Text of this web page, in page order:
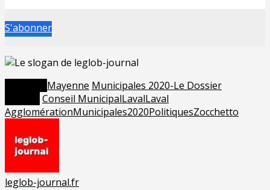
S'abonner
Mayenne Municipales 2020-Le Dossier
Conseil MunicipalLavalLaval
AgglomérationMunicipales2020PolitiquesZocchetto
leglob-journal.fr